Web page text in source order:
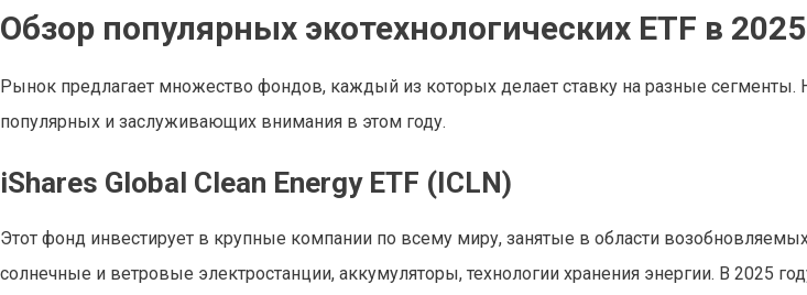
Обзор популярных экотехнологических ETF в
Рынок предлагает множество фондов, каждый из которых делает ставку на разные
популярных и заслуживающих внимания в этом году.
iShares Global Clean Energy ETF (ICLN)
Этот фонд инвестирует в крупные компании по всему миру, занятые в области
солнечные и ветровые электростанции, аккумуляторы, технологии хранения энергии. В 2025